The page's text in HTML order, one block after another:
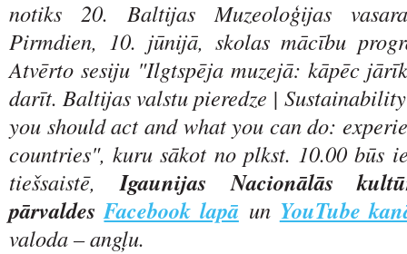
notiks 20. Baltijas Muzeoloģijas
Pirmdien, 10. jūnijā, skolas mācību
Atvērto sesiju "Ilgtspēja muzejā: kāpēc
darīt. Baltijas valstu pieredze |
you should act and what you can do:
countries", kuru sākot no plkst. 10.00 būs
tiešsaistē,Igaunijas Nacionālās
pārvaldes Facebook lapā un YouTube
valoda – angļu.